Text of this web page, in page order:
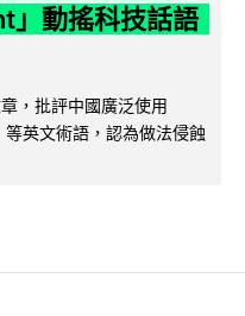
」動搖科技話語
，批評中國廣泛使用
等英文術語，認為做法侵蝕